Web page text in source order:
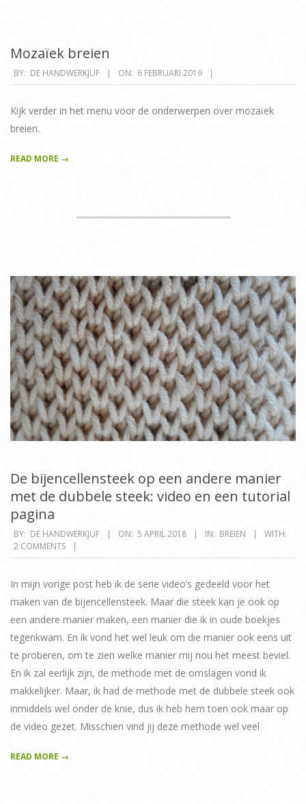
Mozaïek breien
2019-
02-
06
BY: DE HANDWERKJUF ON: 6 FEBRUARI 2019
Kijk verder in het menu voor de onderwerpen over mozaïek
breien.
READ MORE →
De bijencellensteek op een andere manier
met de dubbele steek: video en een tutorial
pagina
2018-
04-
BY: DE HANDWERKJUF ON: 5 APRIL 2018 IN: BREIEN
WITH:
2 COMMENTS
In mijn vorige post heb ik de serie video’s gedeeld voor het
maken van de bijencellensteek. Maar die steek kan je ook op
een andere manier maken, een manier die ik in oude boekjes
tegenkwam. En ik vond het wel leuk om die manier ook eens uit
te proberen, om te zien welke manier mij nou het meest beviel.
En ik zal eerlijk zijn, de methode met de omslagen vond ik
makkelijker. Maar, ik had de methode met de dubbele steek ook
inmiddels wel onder de knie, dus ik heb hem toen ook maar op
de video gezet. Misschien vind jij deze methode wel veel
READ MORE →